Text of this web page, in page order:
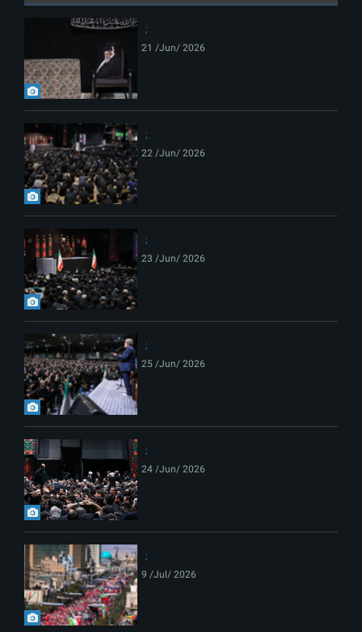
21 /Jun/ 2026
22 /Jun/ 2026
23 /Jun/ 2026
25 /Jun/ 2026
24 /Jun/ 2026
9 /Jul/ 2026